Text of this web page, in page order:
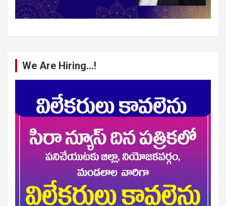
We Are Hiring…!